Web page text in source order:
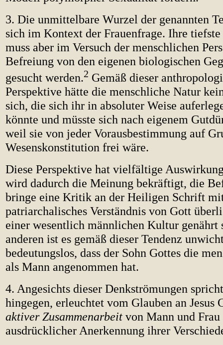
3. Die unmittelbare Wurzel der genannten
sich im Kontext der Frauenfrage. Ihre
muss aber im Versuch der menschlichen
Befreiung von den eigenen biologischen
gesucht werden.2 Gemäß dieser
Perspektive hätte die menschliche Natur
sich, die sich ihr in absoluter Weise
könnte und müsste sich nach eigenem
weil sie von jeder Vorausbestimmung auf
Wesenskonstitution frei wäre.
Diese Perspektive hat vielfältige
wird dadurch die Meinung bekräftigt, die
bringe eine Kritik an der Heiligen Schrift
patriarchalisches Verständnis von Gott
einer wesentlich männlichen Kultur genährt
anderen ist es gemäß dieser Tendenz
bedeutungslos, dass der Sohn Gottes die
als Mann angenommen hat.
4. Angesichts dieser Denkströmungen
hingegen, erleuchtet vom Glauben an Jesus
aktiver Zusammenarbeit von Mann und Frau
ausdrücklicher Anerkennung ihrer